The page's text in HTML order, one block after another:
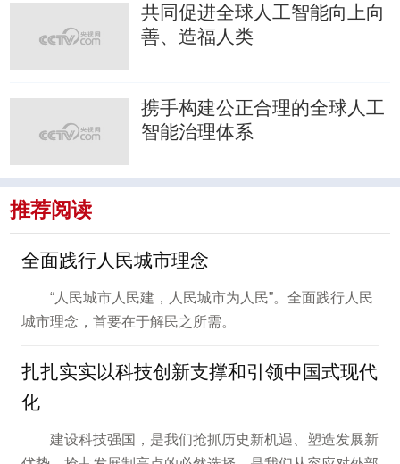
共同促进全球人工智能向上向
善、造福人类
携手构建公正合理的全球人工
智能治理体系
推荐阅读
全面践行人民城市理念
“人民城市人民建，人民城市为人民”。全面践行人民
城市理念，首要在于解民之所需。
扎扎实实以科技创新支撑和引领中国式现代
化
建设科技强国，是我们抢抓历史新机遇、塑造发展新